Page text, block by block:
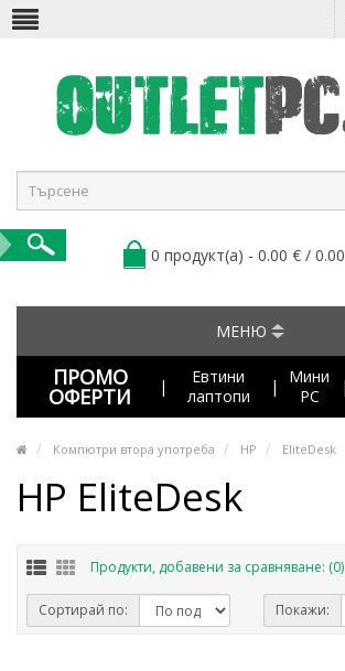
0 продукт(а) - 0.00 € /
МЕНЮ
ПРОМО
ОФЕРТИ |
Евтини
лаптопи
|
Мини
PC
|
Компютри втора употреба HP EliteDesk
HP EliteDesk
Продукти, добавени за сравняване: (0)
Сортирай по: Покажи: